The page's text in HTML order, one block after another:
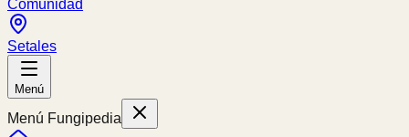
Comunidad
Setales
Menú
Menú Fungipedia